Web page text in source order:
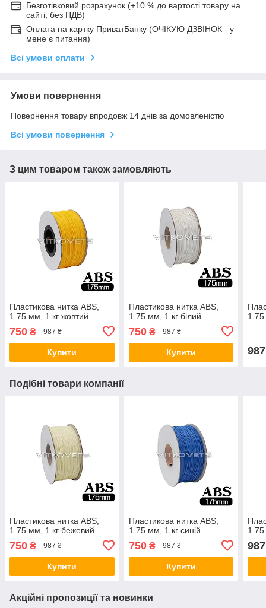
Безготівковий розрахунок (+10 % до вартості товару на
сайті, без ПДВ)
Оплата на картку ПриватБанку (ОЧІКУЮ ДЗВІНОК - у
мене є питання)
Всі умови оплати
Умови повернення
Повернення товару впродовж 14 днів за домовленістю
Всі умови повернення
З цим товаром також замовляють
Пластикова нитка ABS,
1.75 мм, 1 кг жовтий
750 ₴ 987 ₴
Купити
Пластикова нитка ABS,
1.75 мм, 1 кг білий
750₴ 987 ₴
Купити 987
Подібні товари компанії
Пластикова нитка ABS,
1.75 мм, 1 кг бежевий
750 ₴ 987 ₴
Купити
Пластикова нитка ABS,
1.75 мм, 1 кг синій
750₴ 987 ₴
Купити
1.75
987
Акційні пропозиції та новинки